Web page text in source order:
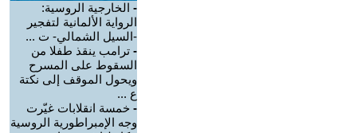
- الخارجية الروسية:
الرواية الألمانية لتفجير
-السيل الشمالي- ت ...
- ترامب ينقذ طفلا من
السقوط على المسرح
ويحول الموقف إلى نكتة
ع ...
- خمسة انقلابات غيّرت
وجه الإمبراطورية الروسية